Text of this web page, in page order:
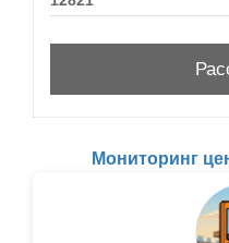
Мониторинг